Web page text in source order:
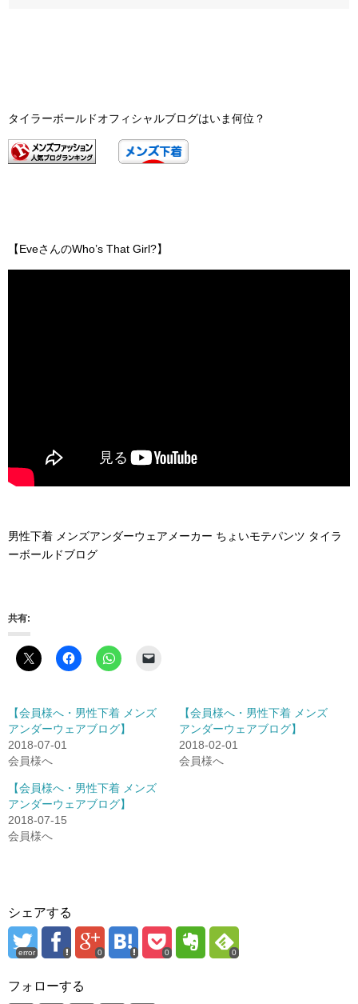
タイラーボールドオフィシャルブログはいま何位？
【EveさんのWho’s That Girl?】
男性下着 メンズアンダーウェアメーカー ちょいモテパンツ タイラ
ーボールドブログ
共有:
【会員様へ・男性下着 メンズ
アンダーウェアブログ】
2018-07-01
会員様へ
【会員様へ・男性下着 メンズ
アンダーウェアブログ】
2018-02-01
会員様へ
【会員様へ・男性下着 メンズ
アンダーウェアブログ】
2018-07-15
会員様へ
シェアする
error 0 0 0
フォローする